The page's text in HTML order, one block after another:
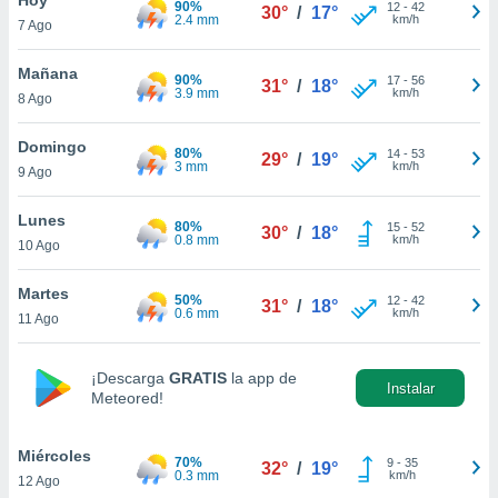
en
más
nuestra
de
aceptar
de
7 Ago
90%
2.4 mm
30° / 17° 12- 42
km/h
Mañana
8 Ago
90%
3.9 mm
31° / 18° 17- 56
km/h
Domingo
9 Ago
80%
3 mm
29° / 19° 14- 53
km/h
Lunes
10 Ago
80%
0.8 mm
30° / 18° 15- 52
km/h
Martes
11 Ago
50%
0.6 mm
31° / 18° 12- 42
km/h
¡Descarga GRATIS la app de
Meteored!
Instalar
Miércoles
12 Ago
70%
0.3 mm
32° / 19° 9- 35
km/h